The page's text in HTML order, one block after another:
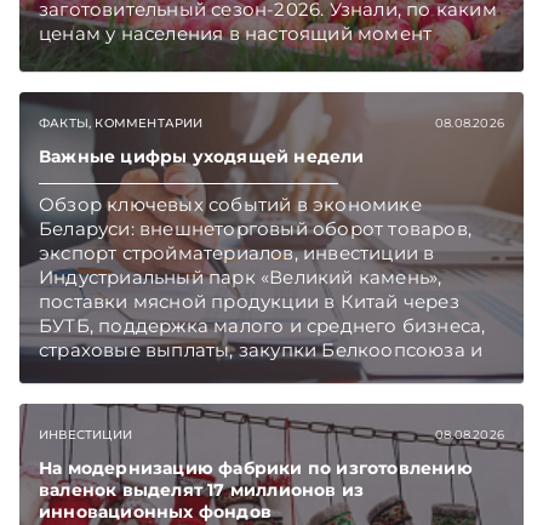
заготовительный сезон-2026. Узнали, по каким
ценам у населения в настоящий момент
закупают продукцию, сколько
как изменились правила игры в текущем году.
Подписывайтесь на Telegram‑канал и Viber.
Главное об экономике Беларуси — раньше,
чем в новостях TelegramViber
ФАКТЫ, КОММЕНТАРИИ 08.08.2026
Важные цифры уходящей недели
Обзор ключевых событий в экономике
Беларуси: внешнеторговый оборот товаров,
экспорт стройматериалов, инвестиции в
Индустриальный парк «Великий камень»,
поставки мясной продукции в Китай через
БУТБ, поддержка малого и среднего бизнеса,
страховые выплаты, закупки Белкоопсоюза и
рост продаж новых автомобилей.
Подписывайтесь на Telegram‑канал и Viber.
Главное об экономике Беларуси — раньше,
чем в новостях TelegramViber
ИНВЕСТИЦИИ 08.08.2026
На модернизацию фабрики по изготовлению
валенок выделят 17 миллионов из
инновационных фондов